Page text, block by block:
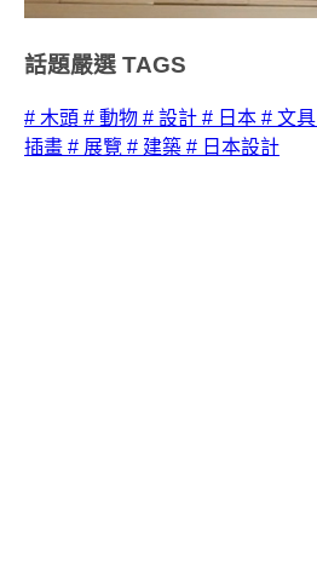
話題嚴選 TAGS
# 木頭 # 動物 # 設計 # 日本 # 文具
插畫 # 展覽 # 建築 # 日本設計